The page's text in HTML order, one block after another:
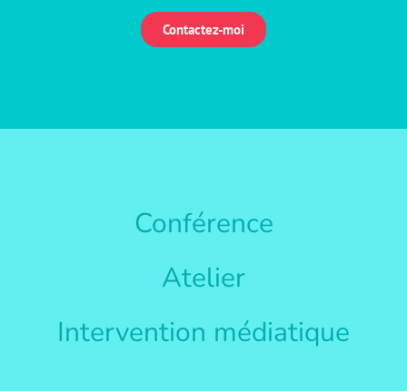
Contactez-moi
Conférence
Atelier
Intervention médiatique